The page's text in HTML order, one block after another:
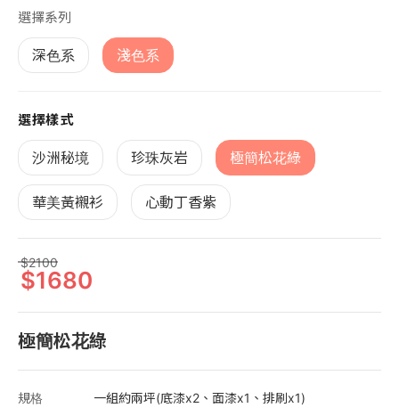
選擇系列
深色系 淺色系
選擇樣式
沙洲秘境 珍珠灰岩 極簡松花綠
華美黃襯衫 心動丁香紫
2100
1680
極簡松花綠
規格
一組約兩坪(底漆x2、面漆x1、排刷x1)